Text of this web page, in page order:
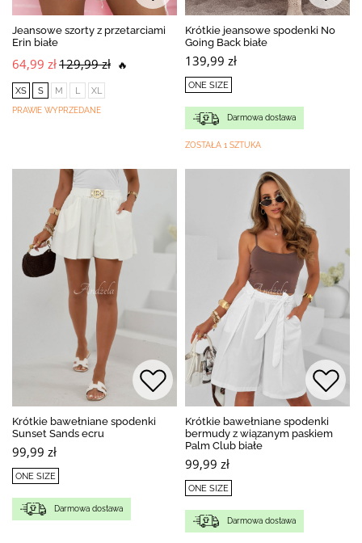
Jeansowe szorty z przetarciami
Erin białe
64,99 zł129,99 zł 🔥
XS S M L XL
PRAWIE WYPRZEDANE
Krótkie jeansowe spodenki No
Going Back białe
139,99 zł
ONE SIZE
Darmowa dostawa
ZOSTAŁA 1 SZTUKA
Krótkie bawełniane spodenki
Sunset Sands ecru
99,99 zł
ONE SIZE
Darmowa dostawa
Krótkie bawełniane spodenki
bermudy z wiązanym paskiem
Palm Club białe
99,99 zł
ONE SIZE
Darmowa dostawa